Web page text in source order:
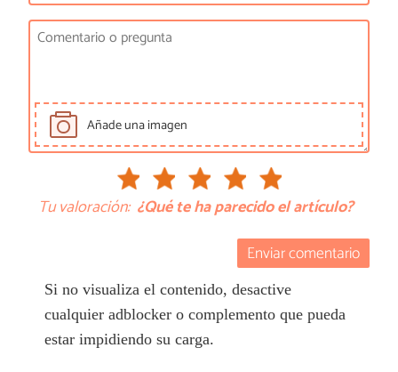
Añade una imagen
Tu valoración: ¿Qué te ha parecido el artículo?
Enviar comentario
Si no visualiza el contenido, desactive
cualquier adblocker o complemento que pueda
estar impidiendo su carga.